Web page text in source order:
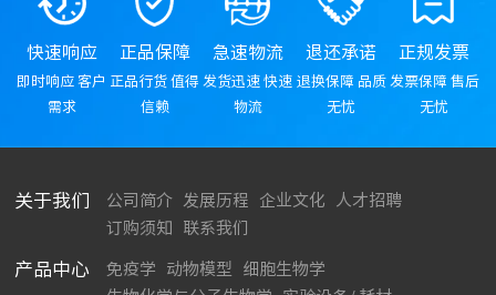
快速响应
即时响应 客户
需求
正品保障
正品行货 值得
信赖
急速物流
发货迅速 快速
物流
退还承诺
退换保障 品质
无忧
正规发票
发票保障 售后
无忧
关于我们 公司简介 发展历程 企业文化
人才招聘
订购须知
联系我们
产品中心 免疫学 动物模型
细胞生物学